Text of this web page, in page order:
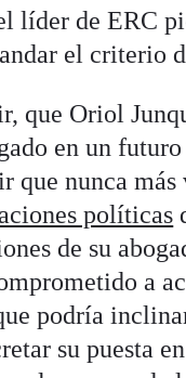
líder de ERC
el criterio
que Oriol
en un
que nunca más
políticas
de su
a
podría
su puesta